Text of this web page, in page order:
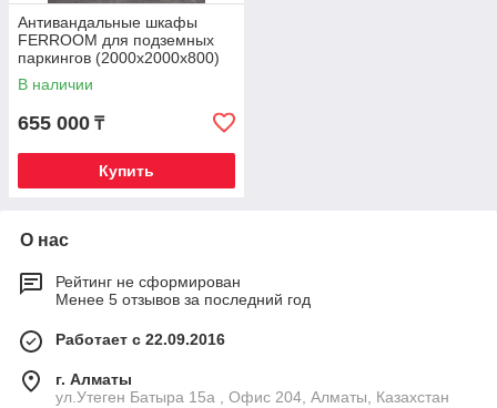
Антивандальные шкафы
FERROOM для подземных
паркингов (2000х2000х800)
(2 стеллажа)
В наличии
655 000 ₸
Купить
О нас
Рейтинг не сформирован
Менее 5 отзывов за последний год
Работает с 22.09.2016
г. Алматы
ул.Утеген Батыра 15а , Офис 204, Алматы, Казахстан